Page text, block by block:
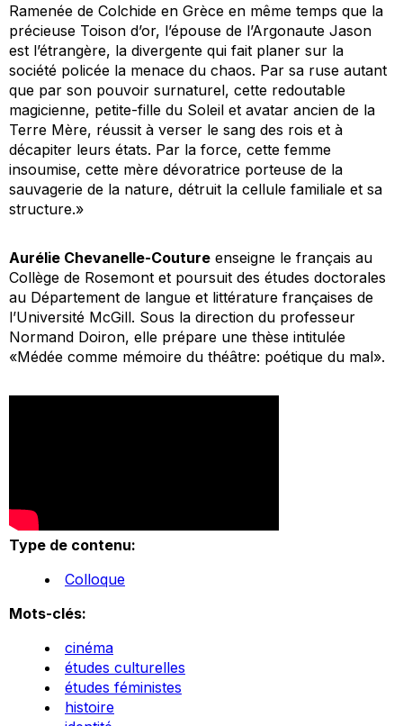
Ramenée de Colchide en Grèce en même temps que la
précieuse Toison d’or, l’épouse de l’Argonaute Jason
est l’étrangère, la divergente qui fait planer sur la
société policée la menace du chaos. Par sa ruse autant
que par son pouvoir surnaturel, cette redoutable
magicienne, petite-fille du Soleil et avatar ancien de la
Terre Mère, réussit à verser le sang des rois et à
décapiter leurs états. Par la force, cette femme
insoumise, cette mère dévoratrice porteuse de la
sauvagerie de la nature, détruit la cellule familiale et sa
structure.»
Aurélie Chevanelle-Couture enseigne le français au
Collège de Rosemont et poursuit des études doctorales
au Département de langue et littérature françaises de
l’Université McGill. Sous la direction du professeur
Normand Doiron, elle prépare une thèse intitulée
«Médée comme mémoire du théâtre: poétique du mal».
Type de contenu:
Colloque
Mots-clés:
cinéma
études culturelles
études féministes
histoire